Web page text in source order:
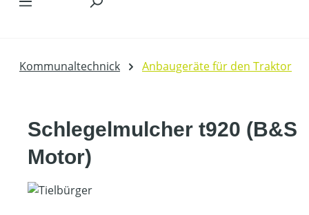
Kommunaltechnick Anbaugeräte für den Traktor
Schlegelmulcher t920 (B&S
Motor)